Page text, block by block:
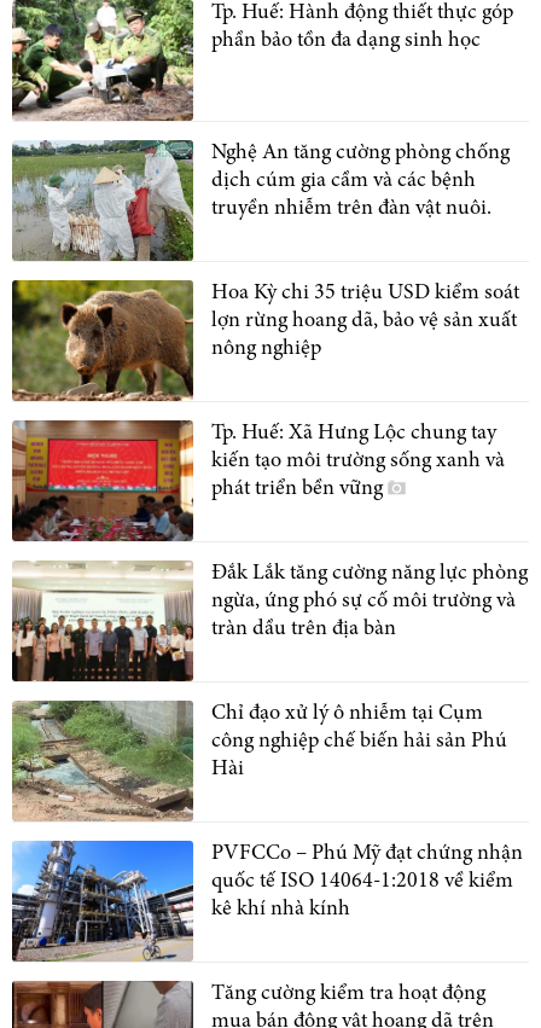
Tp. Huế: Hành động thiết thực góp
phần bảo tồn đa dạng sinh học
Nghệ An tăng cường phòng chống
dịch cúm gia cầm và các bệnh
truyền nhiễm trên đàn vật nuôi.
Hoa Kỳ chi 35 triệu USD kiểm soát
lợn rừng hoang dã, bảo vệ sản xuất
nông nghiệp
Tp. Huế: Xã Hưng Lộc chung tay
kiến tạo môi trường sống xanh và
phát triển bền vững
Đắk Lắk tăng cường năng lực phòng
ngừa, ứng phó sự cố môi trường và
tràn dầu trên địa bàn
Chỉ đạo xử lý ô nhiễm tại Cụm
công nghiệp chế biến hải sản Phú
Hài
PVFCCo – Phú Mỹ đạt chứng nhận
quốc tế ISO 14064-1:2018 về kiểm
kê khí nhà kính
Tăng cường kiểm tra hoạt động
mua bán động vật hoang dã trên